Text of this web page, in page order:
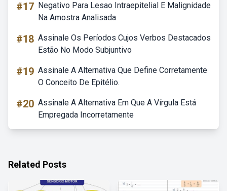
#17 Negativo Para Lesao Intraepitelial E Malignidade
Na Amostra Analisada
#18 Assinale Os Períodos Cujos Verbos Destacados
Estão No Modo Subjuntivo
#19 Assinale A Alternativa Que Define Corretamente
O Conceito De Epitélio.
#20 Assinale A Alternativa Em Que A Vírgula Está
Empregada Incorretamente
Related Posts